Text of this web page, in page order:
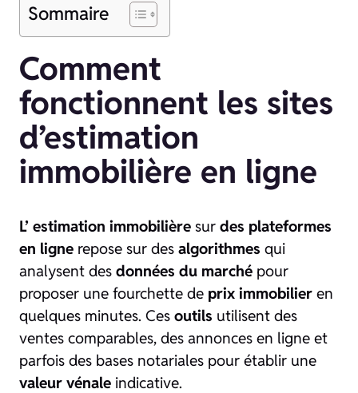
Sommaire
Comment
fonctionnent les sites
d’estimation
immobilière en ligne
L’ estimation immobilière sur des plateformes
en ligne repose sur des algorithmes qui
analysent des données du marché pour
proposer une fourchette de prix immobilier en
quelques minutes. Ces outils utilisent des
ventes comparables, des annonces en ligne et
parfois des bases notariales pour établir une
valeur vénale indicative.